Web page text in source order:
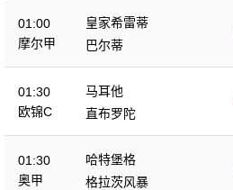
01:00
摩尔甲
皇家希雷蒂
巴尔蒂
01:30
欧锦C
马耳他
直布罗陀
01:30
奥甲
哈特堡格
格拉茨风暴